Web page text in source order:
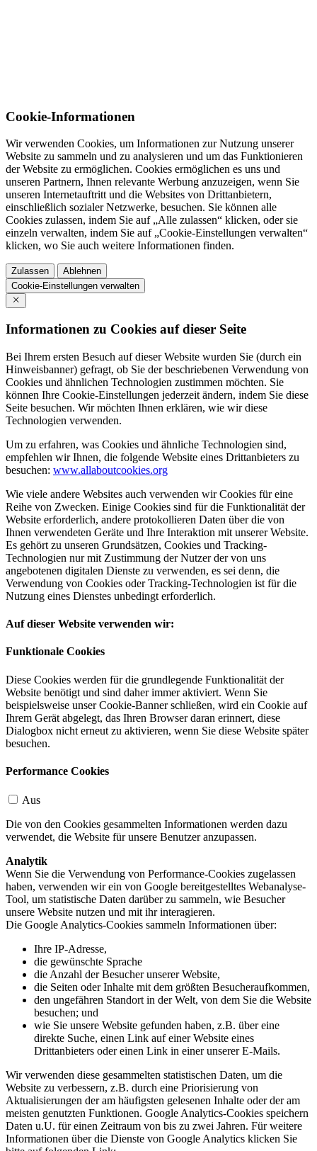
Cookie-Informationen
Wir verwenden Cookies, um Informationen zur Nutzung unserer
Website zu sammeln und zu analysieren und um das Funktionieren
der Website zu ermöglichen. Cookies ermöglichen es uns und
unseren Partnern, Ihnen relevante Werbung anzuzeigen, wenn Sie
unseren Internetauftritt und die Websites von Drittanbietern,
einschließlich sozialer Netzwerke, besuchen. Sie können alle
Cookies zulassen, indem Sie auf „Alle zulassen“ klicken, oder sie
einzeln verwalten, indem Sie auf „Cookie-Einstellungen verwalten“
klicken, wo Sie auch weitere Informationen finden.
Zulassen
Ablehnen
Cookie-Einstellungen verwalten
Informationen zu Cookies auf dieser Seite
Bei Ihrem ersten Besuch auf dieser Website wurden Sie (durch ein
Hinweisbanner) gefragt, ob Sie der beschriebenen Verwendung von
Cookies und ähnlichen Technologien zustimmen möchten. Sie
können Ihre Cookie-Einstellungen jederzeit ändern, indem Sie diese
Seite besuchen. Wir möchten Ihnen erklären, wie wir diese
Technologien verwenden.
Um zu erfahren, was Cookies und ähnliche Technologien sind,
empfehlen wir Ihnen, die folgende Website eines Drittanbieters zu
besuchen: www.allaboutcookies.org
Wie viele andere Websites auch verwenden wir Cookies für eine
Reihe von Zwecken. Einige Cookies sind für die Funktionalität der
Website erforderlich, andere protokollieren Daten über die von
Ihnen verwendeten Geräte und Ihre Interaktion mit unserer Website.
Es gehört zu unseren Grundsätzen, Cookies und Tracking-
Technologien nur mit Zustimmung der Nutzer der von uns
angebotenen digitalen Dienste zu verwenden, es sei denn, die
Verwendung von Cookies oder Tracking-Technologien ist für die
Nutzung eines Dienstes unbedingt erforderlich.
Auf dieser Website verwenden wir:
Funktionale Cookies
Diese Cookies werden für die grundlegende Funktionalität der
Website benötigt und sind daher immer aktiviert. Wenn Sie
beispielsweise unser Cookie-Banner schließen, wird ein Cookie auf
Ihrem Gerät abgelegt, das Ihren Browser daran erinnert, diese
Dialogbox nicht erneut zu aktivieren, wenn Sie diese Website später
besuchen.
Performance Cookies
Aus
Die von den Cookies gesammelten Informationen werden dazu
verwendet, die Website für unsere Benutzer anzupassen.
Analytik
Wenn Sie die Verwendung von Performance-Cookies zugelassen
haben, verwenden wir ein von Google bereitgestelltes Webanalyse-
Tool, um statistische Daten darüber zu sammeln, wie Besucher
unsere Website nutzen und mit ihr interagieren.
Die Google Analytics-Cookies sammeln Informationen über:
Ihre IP-Adresse,
die gewünschte Sprache
die Anzahl der Besucher unserer Website,
die Seiten oder Inhalte mit dem größten Besucheraufkommen,
den ungefähren Standort in der Welt, von dem Sie die Website
besuchen; und
wie Sie unsere Website gefunden haben, z.B. über eine
direkte Suche, einen Link auf einer Website eines
Drittanbieters oder einen Link in einer unserer E-Mails.
Wir verwenden diese gesammelten statistischen Daten, um die
Website zu verbessern, z.B. durch eine Priorisierung von
Aktualisierungen der am häufigsten gelesenen Inhalte oder der am
meisten genutzten Funktionen. Google Analytics-Cookies speichern
Daten u.U. für einen Zeitraum von bis zu zwei Jahren. Für weitere
Informationen über die Dienste von Google Analytics klicken Sie